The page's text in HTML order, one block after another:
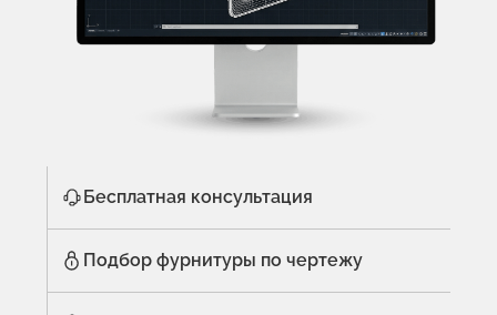
Бесплатная консультация
Подбор фурнитуры по чертежу